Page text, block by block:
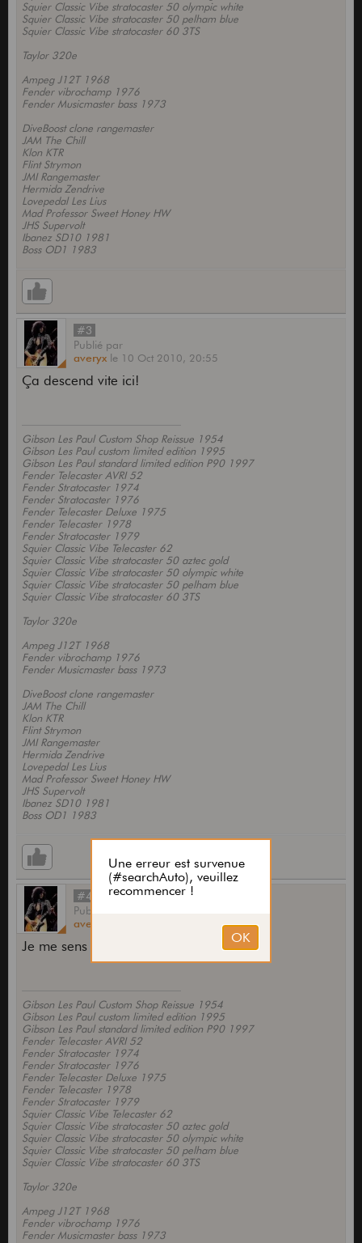
Squier Classic Vibe stratocaster 50 olympic white
Squier Classic Vibe stratocaster 50 pelham blue
Squier Classic Vibe stratocaster 60 3TS
Taylor 320e
Ampeg J12T 1968
Fender vibrochamp 1976
Fender Musicmaster bass 1973
DiveBoost clone rangemaster
JAM The Chill
Klon KTR
Flint Strymon
JMI Rangemaster
Hermida Zendrive
Lovepedal Les Lius
Mad Professor Sweet Honey HW
JHS Supervolt
Ibanez SD10 1981
Boss OD1 1983
#3
Publié par
averyx le 10 Oct 2010, 20:55
Ça descend vite ici!
Gibson Les Paul Custom Shop Reissue 1954
Gibson Les Paul custom limited edition 1995
Gibson Les Paul standard limited edition P90 1997
Fender Telecaster AVRI 52
Fender Stratocaster 1974
Fender Stratocaster 1976
Fender Telecaster Deluxe 1975
Fender Telecaster 1978
Fender Stratocaster 1979
Squier Classic Vibe Telecaster 62
Squier Classic Vibe stratocaster 50 aztec gold
Squier Classic Vibe stratocaster 50 olympic white
Squier Classic Vibe stratocaster 50 pelham blue
Squier Classic Vibe stratocaster 60 3TS
Taylor 320e
Ampeg J12T 1968
Fender vibrochamp 1976
Fender Musicmaster bass 1973
DiveBoost clone rangemaster
JAM The Chill
Klon KTR
Flint Strymon
JMI Rangemaster
Hermida Zendrive
Lovepedal Les Lius
Mad Professor Sweet Honey HW
JHS Supervolt
Ibanez SD10 1981
Boss OD1 1983
#4
Publié
averyx
Je me sens seul...
Gibson Les Paul Custom Shop Reissue 1954
Gibson Les Paul custom limited edition 1995
Gibson Les Paul standard limited edition P90 1997
Fender Telecaster AVRI 52
Fender Stratocaster 1974
Fender Stratocaster 1976
Fender Telecaster Deluxe 1975
Fender Telecaster 1978
Fender Stratocaster 1979
Squier Classic Vibe Telecaster 62
Squier Classic Vibe stratocaster 50 aztec gold
Squier Classic Vibe stratocaster 50 olympic white
Squier Classic Vibe stratocaster 50 pelham blue
Squier Classic Vibe stratocaster 60 3TS
Taylor 320e
Ampeg J12T 1968
Fender vibrochamp 1976
Fender Musicmaster bass 1973